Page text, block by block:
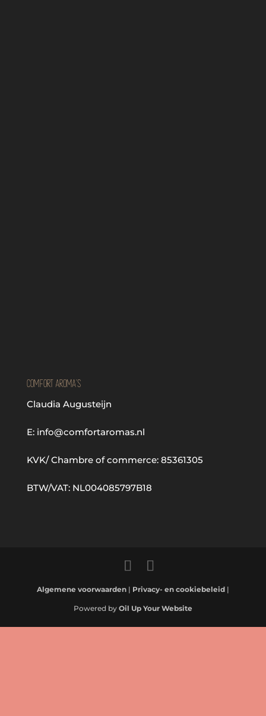
Comfort Aroma's
Claudia Augusteijn
E: info@comfortaromas.nl
KVK/ Chambre of commerce: 85361305
BTW/VAT: NL004085797B18
Algemene voorwaarden| Privacy- en cookiebeleid|
Powered by Oil Up Your Website